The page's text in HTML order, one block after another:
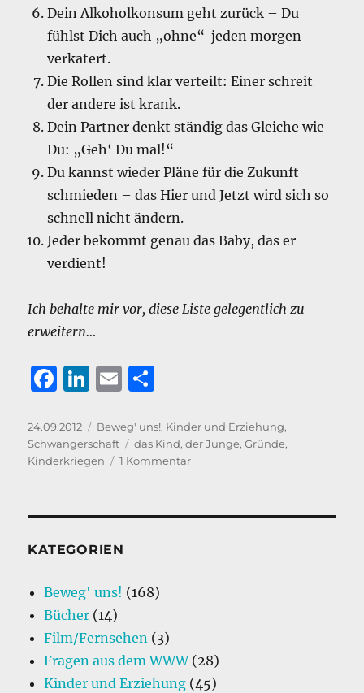
Dein Alkoholkonsum geht zurück – Du
fühlst Dich auch „ohne“ jeden morgen
verkatert.
Die Rollen sind klar verteilt: Einer schreit
der andere ist krank.
Dein Partner denkt ständig das Gleiche wie
Du: „Geh‘ Du mal!“
Du kannst wieder Pläne für die Zukunft
schmieden – das Hier und Jetzt wird sich so
schnell nicht ändern.
Jeder bekommt genau das Baby, das er
verdient!
Ich behalte mir vor, diese Liste gelegentlich zu
erweitern…
F
c
e
o
k
Li
k
e
I
E
ai
l
le
n
Veröffentlicht
am
24.09.2012 Kategorien
Beweg' uns!, Kinder und Erziehung,
Schwangerschaft
Schlagwörter
das Kind,der Junge,Gründe,
Kinderkriegen
1 Kommentarzu
KATEGORIEN
Beweg' uns! (168)
Bücher (14)
Film/Fernsehen (3)
Fragen aus dem WWW(28)
Kinder und Erziehung (45)